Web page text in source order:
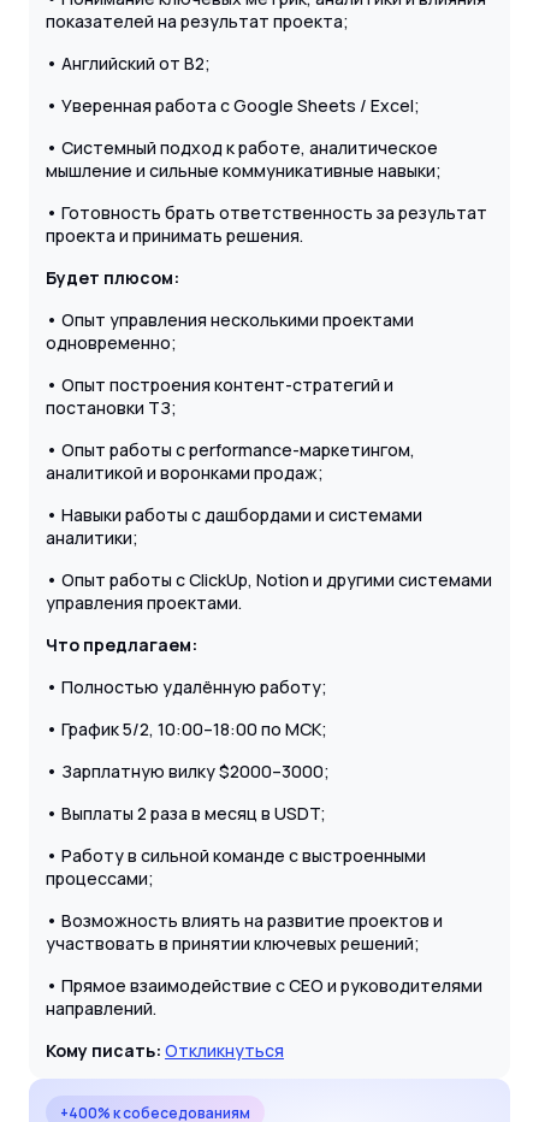
показателей на результат проекта;
• Английский от B2;
• Уверенная работа с Google Sheets / Excel;
• Системный подход к работе, аналитическое
мышление и сильные коммуникативные навыки;
• Готовность брать ответственность за результат
проекта и принимать решения.
Будет плюсом:
• Опыт управления несколькими проектами
одновременно;
• Опыт построения контент-стратегий и
постановки ТЗ;
• Опыт работы с performance-маркетингом,
аналитикой и воронками продаж;
• Навыки работы с дашбордами и системами
аналитики;
• Опыт работы с ClickUp, Notion и другими системами
управления проектами.
Что предлагаем:
• Полностью удалённую работу;
• График 5/2, 10:00–18:00 по МСК;
• Зарплатную вилку $2000–3000;
• Выплаты 2 раза в месяц в USDT;
• Работу в сильной команде с выстроенными
процессами;
• Возможность влиять на развитие проектов и
участвовать в принятии ключевых решений;
• Прямое взаимодействие с CEO и руководителями
направлений.
Кому писать: Откликнуться
+400% к собеседованиям